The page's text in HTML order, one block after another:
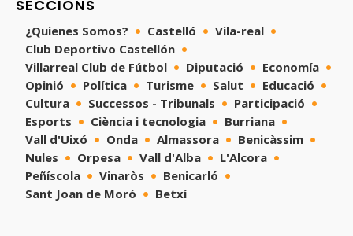
SECCIONS
¿Quienes Somos? Castelló
Vila-real
Club Deportivo Castellón
Villarreal Club de Fútbol
Diputació
Economía
Opinió
Política Turisme Salut
Educació
Cultura
Successos - Tribunals
Participació
Esports
Ciència i tecnologia
Burriana
Vall d'Uixó
Onda Almassora
Benicàssim
Nules
Orpesa Vall d'Alba
L'Alcora
Peñíscola
Vinaròs
Benicarló
Sant Joan de Moró
Betxí